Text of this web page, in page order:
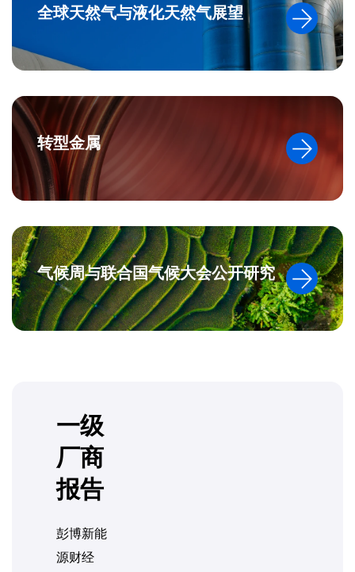
全球天然气与液化天然气展望
转型金属
气候周与联合国气候大会公开研究
一级
厂商
报告
彭博新能
源财经